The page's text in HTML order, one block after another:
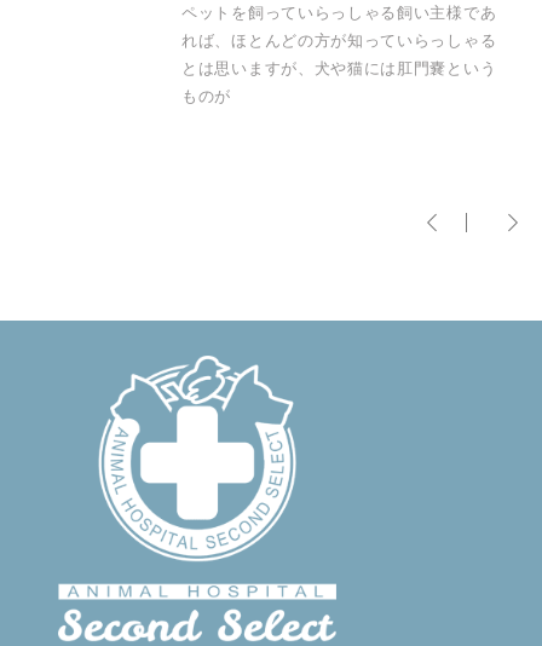
ペットを飼っていらっしゃる飼い主様であ
れば、ほとんどの方が知っていらっしゃる
とは思いますが、犬や猫には肛門嚢という
ものが